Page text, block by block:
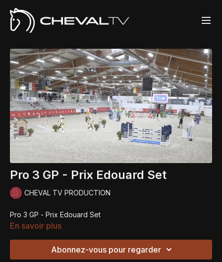
Pro 3 GP - Prix Edouard Set
CHEVAL TV PRODUCTION
Pro 3 GP - Prix Edouard Set
En savoir plus
Abonnez-vous pour regarder